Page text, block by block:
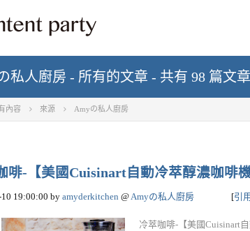
私人廚房 - 所有的文章 - 共有 98 篇文章
內容 來源 Amyの私人廚房
啡-【美國Cuisinart自動冷萃醇濃咖啡機
19:00:00 by amyderkitchen @Amyの私人廚房 [引
冷萃咖啡-【美國Cuisinart